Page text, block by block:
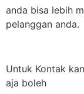
anda bisa lebih
pelanggan anda.
Untuk Kontak
aja boleh